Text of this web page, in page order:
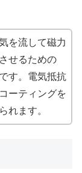
を流して磁力
せるための
す。電気抵抗
ーティングを
れます。